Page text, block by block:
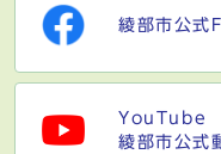
綾部市公
YouTube
綾部市公式